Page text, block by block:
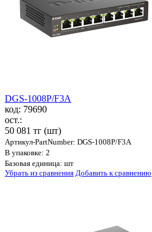
DGS-1008P/F3A
код: 79690
ост.:
50 081 тг (шт)
Артикул-PartNumber: DGS-1008P/F3A
В упаковке: 2
Базовая единица: шт
Убрать из сравнения Добавить к сравнению